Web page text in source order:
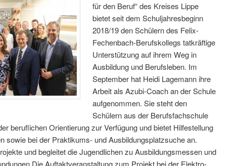
für den Beruf“ des Kreises Lippe
bietet seit dem Schuljahresbeginn
2018/19 den Schülern des Felix-
Fechenbach-Berufskollegs tatkräftige
Unterstützung auf ihrem Weg in
Ausbildung und Berufsleben. Im
September hat Heidi Lagemann ihre
Arbeit als Azubi-Coach an der Schule
aufgenommen. Sie steht den
Schülern aus der Berufsfachschule
beruflichen Orientierung zur Verfügung und bietet Hilfestellung
sowie bei der Praktikums- und Ausbildungsplatzsuche an.
und begleitet die Jugendlichen zu Ausbildungsmessen und
Die Auftaktveranstaltung zum Projekt bei der Elektro-